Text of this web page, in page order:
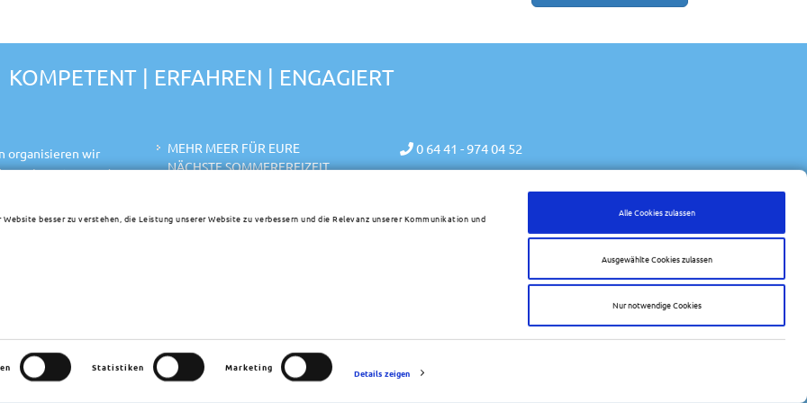
besser zu verstehen, die Leistung unserer Website zu verbessern und die Relevanz unserer Kommunikation und
Statistiken Marketing Details zeigen
Alle Cookies zulassen
Ausgewählte Cookies zulassen
Nur notwendige Cookies
KOMPETENT | ERFAHREN | ENGAGIERT
organisieren wir
Kirchen, Gemeinden
ganz Deutschland.
die Anreise
zur
zur Organisation
auftritt.
MEHR MEER FÜR EURE
NÄCHSTE SOMMERFREIZEIT
Gruppenhäuser in Deutschland
0 64 41 - 974 04 52
Frankfurter Str. 20
35625 Hüttenberg-Rechtenbach